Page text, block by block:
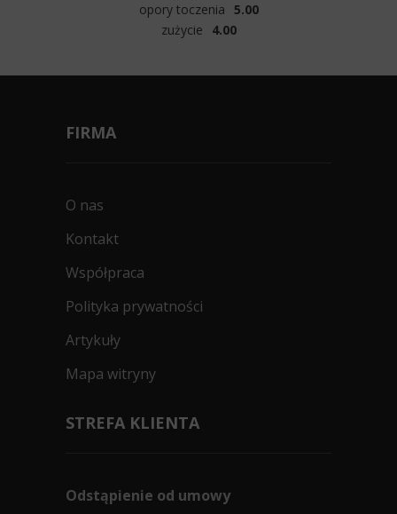
opory toczenia 5.00
zużycie
4.00
FIRMA
O nas
Kontakt
Współpraca
Polityka prywatności
Artykuły
Mapa witryny
STREFA KLIENTA
Odstąpienie od umowy